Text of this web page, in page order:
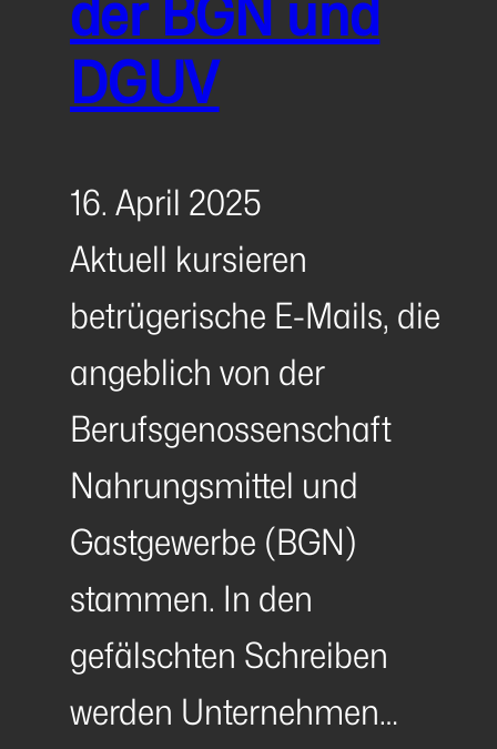
der BGN und
DGUV
16. April 2025
Aktuell kursieren
betrügerische E-Mails, die
angeblich von der
Berufsgenossenschaft
Nahrungsmittel und
Gastgewerbe (BGN)
stammen. In den
gefälschten Schreiben
werden Unternehmen…